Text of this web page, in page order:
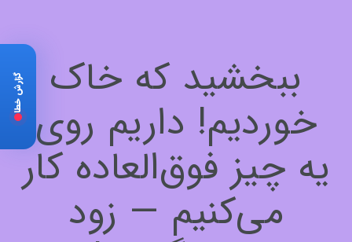
ببخشید که خاک
خوردیم! داریم روی
یه چیز فوق‌العاده کار
می‌کنیم — زود
گزارش خطا